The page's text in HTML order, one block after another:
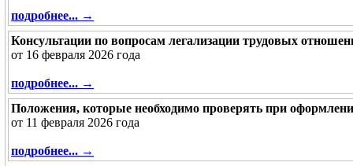
подробнее... →
Консультации по вопросам легализации трудовых
от 16 февраля 2026 года
подробнее... →
Положения, которые необходимо проверять при
от 11 февраля 2026 года
подробнее... →